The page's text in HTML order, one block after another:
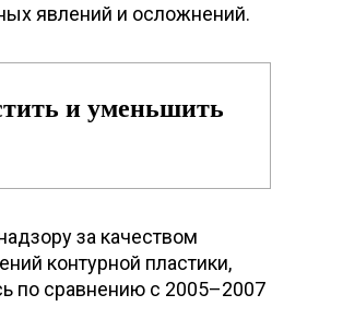
явлений и осложнений.
и уменьшить
за качеством
контурной пластики,
по сравнению с 2005–2007